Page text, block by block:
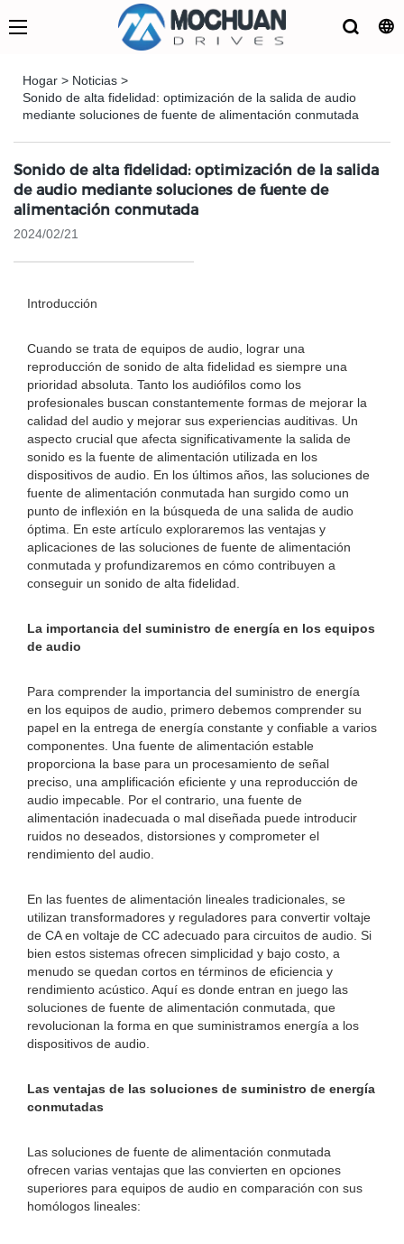
Hogar > Noticias >
Sonido de alta fidelidad: optimización de la salida de audio
mediante soluciones de fuente de alimentación conmutada
Sonido de alta fidelidad: optimización de la salida
de audio mediante soluciones de fuente de
alimentación conmutada
2024/02/21
Introducción
Cuando se trata de equipos de audio, lograr una
reproducción de sonido de alta fidelidad es siempre una
prioridad absoluta. Tanto los audiófilos como los
profesionales buscan constantemente formas de mejorar la
calidad del audio y mejorar sus experiencias auditivas. Un
aspecto crucial que afecta significativamente la salida de
sonido es la fuente de alimentación utilizada en los
dispositivos de audio. En los últimos años, las soluciones de
fuente de alimentación conmutada han surgido como un
punto de inflexión en la búsqueda de una salida de audio
óptima. En este artículo exploraremos las ventajas y
aplicaciones de las soluciones de fuente de alimentación
conmutada y profundizaremos en cómo contribuyen a
conseguir un sonido de alta fidelidad.
La importancia del suministro de energía en los equipos
de audio
Para comprender la importancia del suministro de energía
en los equipos de audio, primero debemos comprender su
papel en la entrega de energía constante y confiable a varios
componentes. Una fuente de alimentación estable
proporciona la base para un procesamiento de señal
preciso, una amplificación eficiente y una reproducción de
audio impecable. Por el contrario, una fuente de
alimentación inadecuada o mal diseñada puede introducir
ruidos no deseados, distorsiones y comprometer el
rendimiento del audio.
En las fuentes de alimentación lineales tradicionales, se
utilizan transformadores y reguladores para convertir voltaje
de CA en voltaje de CC adecuado para circuitos de audio. Si
bien estos sistemas ofrecen simplicidad y bajo costo, a
menudo se quedan cortos en términos de eficiencia y
rendimiento acústico. Aquí es donde entran en juego las
soluciones de fuente de alimentación conmutada, que
revolucionan la forma en que suministramos energía a los
dispositivos de audio.
Las ventajas de las soluciones de suministro de energía
conmutadas
Las soluciones de fuente de alimentación conmutada
ofrecen varias ventajas que las convierten en opciones
superiores para equipos de audio en comparación con sus
homólogos lineales: